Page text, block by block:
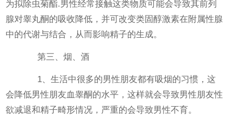
为拟除虫菊酯.男性经常接触这类物质可能会导致其前列
腺对睾丸酮的吸收降低，并可改变类固醇激素在附属性腺
中的代谢与结合，从而影响精子的生成。
第三、烟、酒
1、生活中很多的男性朋友都有吸烟的习惯，这
会降低男性朋友血睾酮的水平，这样就会导致男性朋友性
欲减退和精子畸形情况，严重的会导致男性不育。